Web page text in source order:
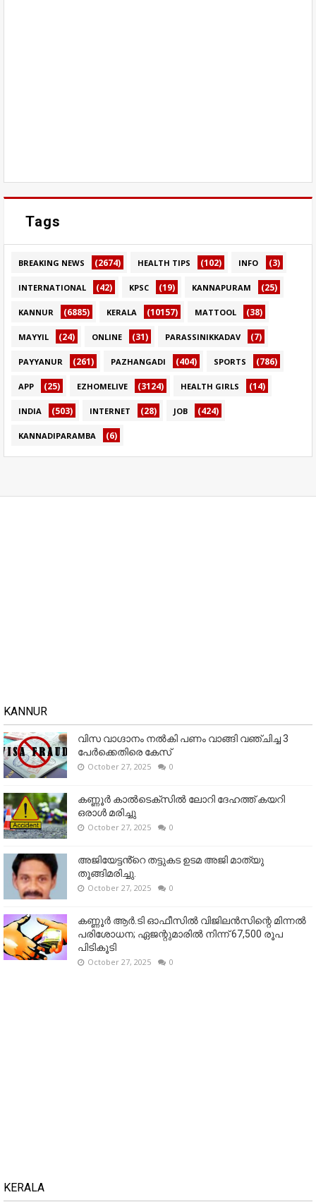
Tags
BREAKING NEWS (2674) HEALTH TIPS (102) INFO (3)
INTERNATIONAL (42) KPSC (19) KANNAPURAM (25)
KANNUR (6885) KERALA (10157) MATTOOL (38)
MAYYIL (24) ONLINE (31) PARASSINIKKADAV (7)
PAYYANUR (261) PAZHANGADI (404) SPORTS (786)
APP (25) EZHOMELIVE (3124) HEALTH GIRLS (14)
INDIA (503) INTERNET (28) JOB (424)
KANNADIPARAMBA (6)
KANNUR
വിസ വാഗ്ദാനം നൽകി പണം വാങ്ങി വഞ്ചിച്ച 3
പേർക്കെതിരെ കേസ്
October 27, 2025 0
കണ്ണൂര്‍ കാല്‍ടെക്‌സില്‍ ലോറി ദേഹത്ത് കയറി
ഒരാള്‍ മരിച്ചു
October 27, 2025 0
അജിയേട്ടൻ്റെ തട്ടുകട ഉടമ അജി മാത്യു
തൂങ്ങിമരിച്ചു.
October 27, 2025 0
കണ്ണൂര്‍ ആര്‍.ടി ഓഫീസില്‍ വിജിലൻസിന്റെ മിന്നല്‍
പരിശോധന; ഏജന്റുമാരില്‍ നിന്ന് 67,500 രൂപ
പിടികൂടി
October 27, 2025 0
KERALA